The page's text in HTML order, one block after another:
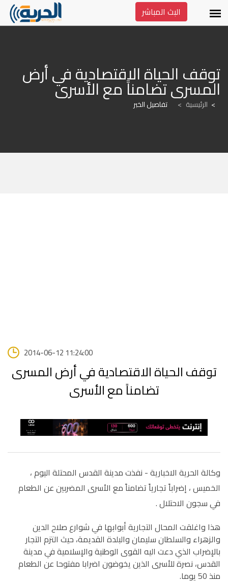
البث المباشر
المسرى تضامناً مع الأسرى
الرئيسية > تفاصيل الخبر
2014-06-12 11:24:00
توقف الحياة الاقتصادية في أرض المسرى
تضامناً مع الأسرى
وكالة الحرية الاخبارية - نفذت مدينة القدس المحتلة اليوم ،
الخميس ، إضراباً تجارياً تضامناً مع الأسرى المضربين عن الطعام
في سجون الاحتلال .
هذا واغلقت المحال التجارية أبوابها في شوارع صلاح الدين
والزهراء والسلطان سليمان والبلدة القديمة، حيث التزم التجار
بالإضراب الذي دعت اليه القوى الوطنية والإسلامية في مدينة
القدس، نصرة للأسرى الذين يخوضون اضرابا مفتوحا عن الطعام
منذ 50 يوما.